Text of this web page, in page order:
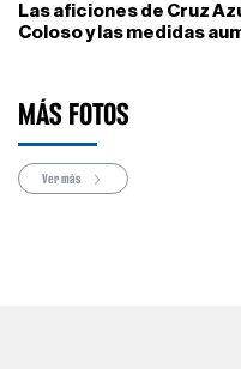
Las aficiones de Cruz
Coloso y las medidas
MÁS FOTOS
Ver más